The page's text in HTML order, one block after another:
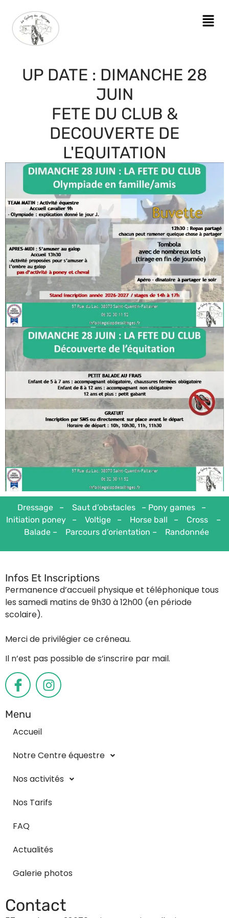
UP DATE : DIMANCHE 28
JUIN
FETE DU CLUB &
DECOUVERTE DE
L'EQUITATION
Dressage – Saut d’obstacles – Pony games –
Initiation poney – Voltige – Horse ball – Cross –
Balade – Parcours d’orientation – Randonnée
Infos Et Inscriptions
Permanence d’accueil physique et téléphonique tous
les samedi matins de 9h30 à 12h00 (en période
scolaire).
Merci de privilégier ce créneau.
Il n’est pas possible de s’inscrire par mail.
Menu
Accueil
Notre Centre équestre
Nos activités
Nos Tarifs
FAQ
Actualités
Galerie photos
Contact